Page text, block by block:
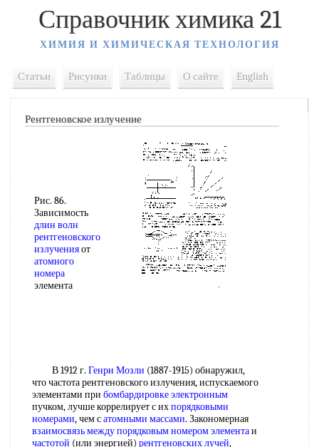
Справочник химика 21
ХИМИЯ И ХИМИЧЕСКАЯ ТЕХНОЛОГИЯ
Статьи Рисунки Таблицы О сайте English
Рентгеновское излучение
Рис. 86.
Зависимость
длин волн
рентгеновского
излученияот
атомного
номера
элемента
В 1912 г. Генри Мозли (1887-1915) обнаружил,
что частота рентгеновского излучения, испускаемого
элементами при бомбардировке электронным
пучком, лучше коррелирует с ихпорядковыми
номерами, чем сатомными массами. Закономерная
взаимосвязь междупорядковым номером элементаи
частотой (или энергией) рентгеновских лучей,